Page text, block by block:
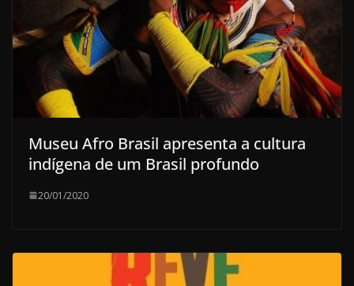
Museu Afro Brasil apresenta a cultura
indígena de um Brasil profundo
20/01/2020